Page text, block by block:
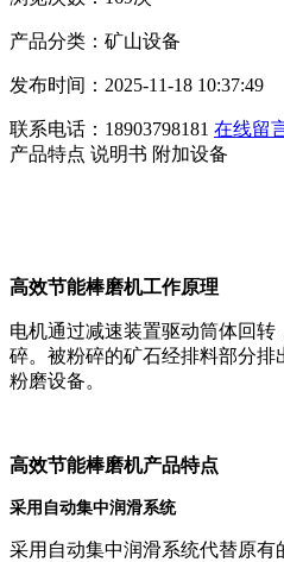
产品分类：矿山设备
发布时间：2025-11-18 10:37:49
联系电话：18903798181 在线留
产品特点 说明书 附加设备
高效节能棒磨机工作原理
电机通过减速装置驱动筒体回
碎。被粉碎的矿石经排料部分
粉磨设备。
高效节能棒磨机产品特点
采用自动集中润滑系统
采用自动集中润滑系统代替原